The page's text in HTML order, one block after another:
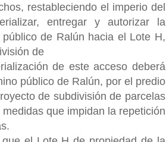
restableciendo el imperio del
entregar y autorizar la
de Ralún hacia el Lote H,
de
de este acceso deberá
público de Ralún, por el predio
de subdivisión de parcelas
que impidan la repetición